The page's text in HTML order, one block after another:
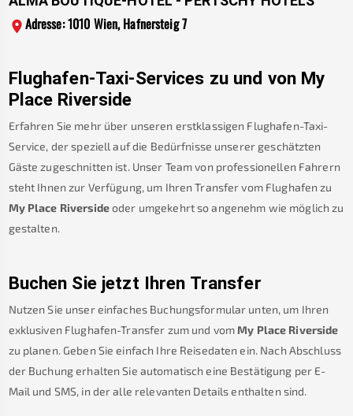
Adresse: 1010 Wien, Hafnersteig 7
Flughafen-Taxi-Services zu und von My
Place Riverside
Erfahren Sie mehr über unseren erstklassigen Flughafen-Taxi-
Service, der speziell auf die Bedürfnisse unserer geschätzten
Gäste zugeschnitten ist. Unser Team von professionellen Fahrern
steht Ihnen zur Verfügung, um Ihren Transfer vom Flughafen zu
My Place Riversideoder umgekehrt so angenehm wie möglich zu
gestalten.
Buchen Sie jetzt Ihren Transfer
Nutzen Sie unser einfaches Buchungsformular unten, um Ihren
exklusiven Flughafen-Transfer zum und vomMy Place Riverside
zu planen. Geben Sie einfach Ihre Reisedaten ein. Nach Abschluss
der Buchung erhalten Sie automatisch eine Bestätigung per E-
Mail und SMS, in der alle relevanten Details enthalten sind.